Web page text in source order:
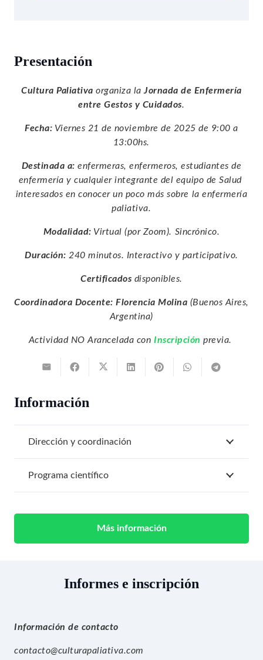
Presentación
Cultura Paliativa organiza laJornada de Enfermería
entre Gestos y Cuidados.
Fecha: Viernes 21 de noviembre de 2025 de 9:00 a
13:00hs.
Destinada a: enfermeras, enfermeros, estudiantes de
enfermería y cualquier integrante del equipo de Salud
interesados en conocer un poco más sobre la enfermería
paliativa.
Modalidad: Virtual (por Zoom). Sincrónico.
Duración: 240 minutos. Interactivo y participativo.
Certificados disponibles.
Coordinadora Docente: Florencia Molina (Buenos Aires,
Argentina)
Actividad NO Arancelada con Inscripción previa.
Información
Dirección y coordinación
Programa científico
Más información
Informes e inscripción
Información de contacto
contacto@culturapaliativa.com